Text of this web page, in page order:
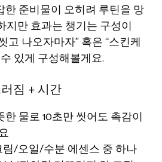
한 준비물이 오히려 루틴을 망
지만 효과는 챙기는 구성이
고 나오자마자” 혹은 “스킨케
있게 구성해볼게요.
짐 + 시간
한 물로 10초만 씻어도 촉감이
림/오일/수분 에센스 중 하나